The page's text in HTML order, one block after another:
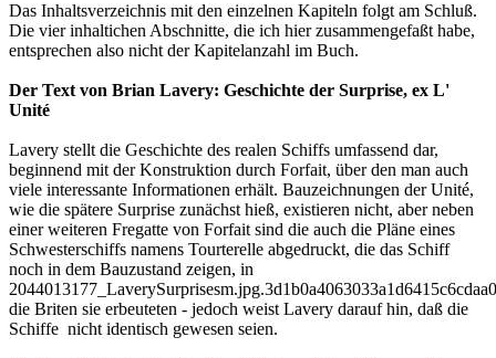
Das Inhaltsverzeichnis mit den einzelnen Kapiteln folgt am Schluß.
Die vier inhaltichen Abschnitte, die ich hier zusammengefaßt habe,
entsprechen also nicht der Kapitelanzahl im Buch.
Der Text von Brian Lavery: Geschichte der Surprise, ex L'
Unité
Lavery stellt die Geschichte des realen Schiffs umfassend dar,
beginnend mit der Konstruktion durch Forfait, über den man auch
viele interessante Informationen erhält. Bauzeichnungen der Unité,
wie die spätere Surprise zunächst hieß, existieren nicht, aber neben
einer weiteren Fregatte von Forfait sind die auch die Pläne eines
Schwesterschiffs namens Tourterelle abgedruckt, die das Schiff
noch in dem Bauzustand zeigen, in
die Briten sie erbeuteten - jedoch weist Lavery darauf hin, daß die
Schiffe nicht identisch gewesen seien.